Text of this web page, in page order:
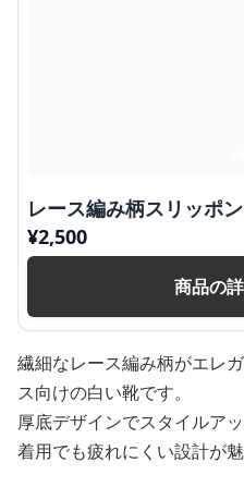
レース編み柄スリッポ
¥2,500
商品の
繊細なレース編み柄がエレ
ス向けの白い靴です。
厚底デザインでスタイルア
着用でも疲れにくい設計が魅